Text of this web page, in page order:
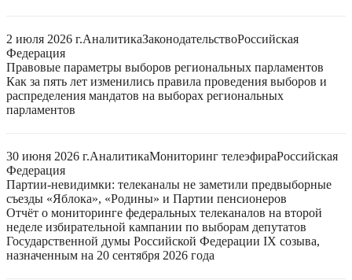
2 июля 2026 г.АналитикаЗаконодательствоРоссийская
Федерация
Правовые параметры выборов региональных парламентов
Как за пять лет изменились правила проведения выборов и
распределения мандатов на выборах региональных
парламентов
30 июня 2026 г.АналитикаМониторинг телеэфираРоссийская
Федерация
Партии-невидимки: телеканалы не заметили предвыборные
съезды «Яблока», «Родины» и Партии пенсионеров
Отчёт о мониторинге федеральных телеканалов на второй
неделе избирательной кампании по выборам депутатов
Государственной думы Российской Федерации IX созыва,
назначенным на 20 сентября 2026 года